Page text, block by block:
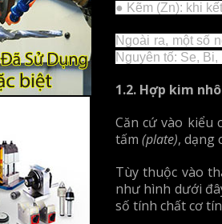
● Kẽm (Zn): khi
Ngoài ra, một số
Nguyên tố: Se,
1.2. Hợp kim
Căn cứ vào kiểu
tấm (plate), dạng
Tùy thuộc vào
như hình dưới
số tính chất cơ